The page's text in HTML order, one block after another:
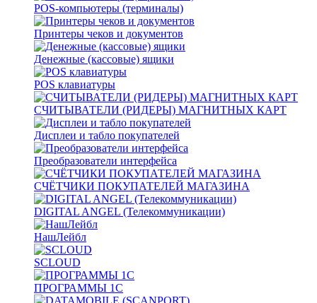
POS-компьютеры (терминалы)
Принтеры чеков и документов
Денежные (кассовые) ящики
POS клавиатуры
СЧИТЫВАТЕЛИ (РИДЕРЫ) МАГНИТНЫХ КАРТ
Дисплеи и табло покупателей
Преобразователи интерфейса
СЧЁТЧИКИ ПОКУПАТЕЛЕЙ МАГАЗИНА
DIGITAL ANGEL (Телекоммуникации)
НашЛейбл
SCLOUD
ПРОГРАММЫ 1С